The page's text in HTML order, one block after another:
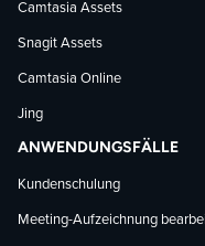
Camtasia Assets
Snagit Assets
Camtasia Online
Jing
ANWENDUNGSFÄLLE
Kundenschulung
Meeting-Aufzeichnung